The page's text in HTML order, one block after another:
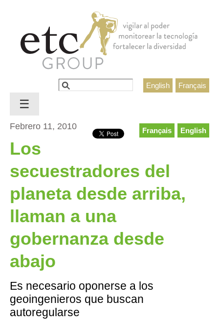
Français
English
Formulario de búsqueda
Buscar
English
Français
Febrero 11, 2010
Los
secuestradores del
planeta desde arriba,
llaman a una
gobernanza desde
abajo
Es necesario oponerse a los
geoingenieros que buscan
autoregularse
☰